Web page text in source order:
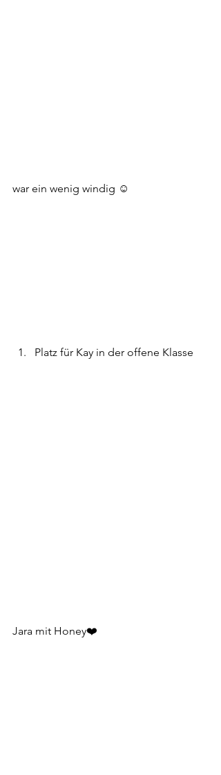
war ein wenig windig ☺️
Platz für Kay in der offene Klasse
Jara mit Honey❤️